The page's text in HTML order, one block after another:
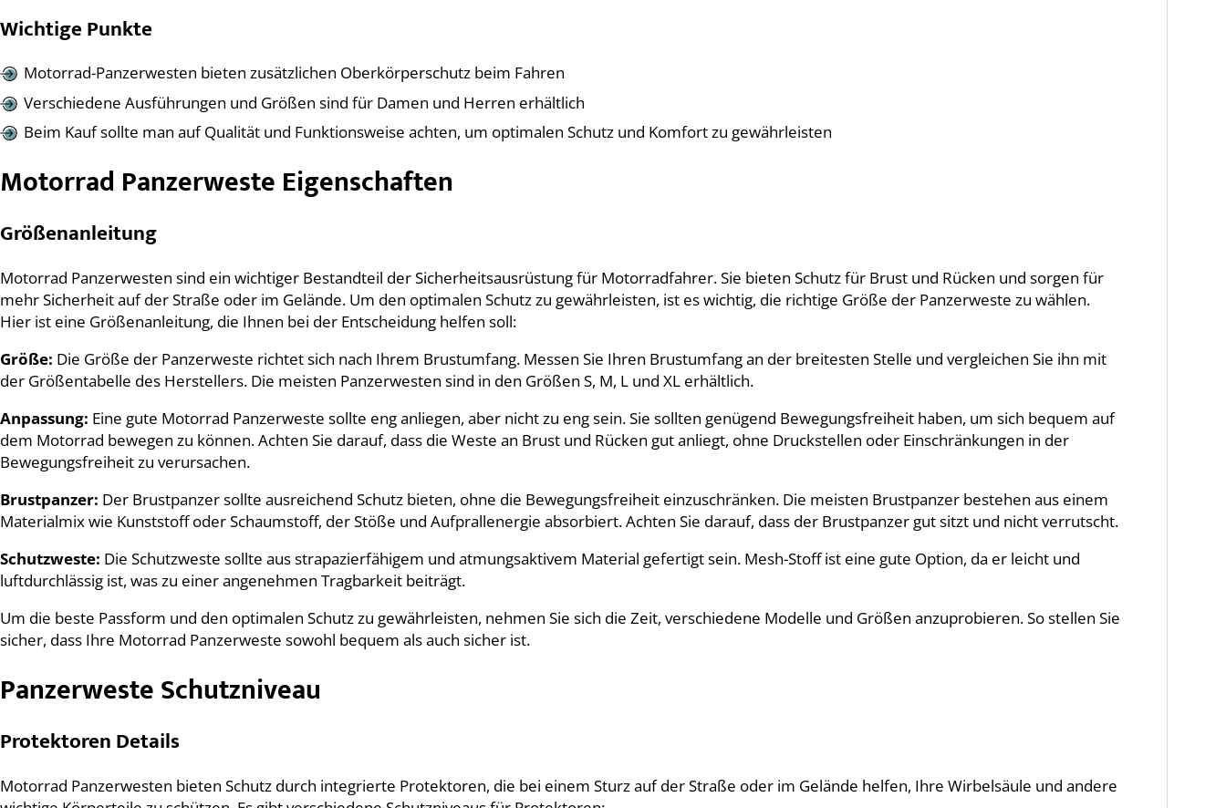
Wichtige Punkte
Motorrad-Panzerwesten bieten zusätzlichen Oberkörperschutz beim Fahren
Verschiedene Ausführungen und Größen sind für Damen und Herren erhältlich
Beim Kauf sollte man auf Qualität und Funktionsweise achten, um optimalen Schutz und Komfort zu gewährleisten
Motorrad Panzerweste Eigenschaften
Größenanleitung
Motorrad Panzerwesten sind ein wichtiger Bestandteil der Sicherheitsausrüstung für Motorradfahrer. Sie bieten Schutz für Brust und Rücken und sorgen für
mehr Sicherheit auf der Straße oder im Gelände. Um den optimalen Schutz zu gewährleisten, ist es wichtig, die richtige Größe der Panzerweste zu wählen.
Hier ist eine Größenanleitung, die Ihnen bei der Entscheidung helfen soll:
Größe: Die Größe der Panzerweste richtet sich nach Ihrem Brustumfang. Messen Sie Ihren Brustumfang an der breitesten Stelle und vergleichen Sie ihn mit
der Größentabelle des Herstellers. Die meisten Panzerwesten sind in den Größen S, M, L und XL erhältlich.
Anpassung: Eine gute Motorrad Panzerweste sollte eng anliegen, aber nicht zu eng sein. Sie sollten genügend Bewegungsfreiheit haben, um sich bequem auf
dem Motorrad bewegen zu können. Achten Sie darauf, dass die Weste an Brust und Rücken gut anliegt, ohne Druckstellen oder Einschränkungen in der
Bewegungsfreiheit zu verursachen.
Brustpanzer: Der Brustpanzer sollte ausreichend Schutz bieten, ohne die Bewegungsfreiheit einzuschränken. Die meisten Brustpanzer bestehen aus einem
Materialmix wie Kunststoff oder Schaumstoff, der Stöße und Aufprallenergie absorbiert. Achten Sie darauf, dass der Brustpanzer gut sitzt und nicht verrutscht.
Schutzweste: Die Schutzweste sollte aus strapazierfähigem und atmungsaktivem Material gefertigt sein. Mesh-Stoff ist eine gute Option, da er leicht und
luftdurchlässig ist, was zu einer angenehmen Tragbarkeit beiträgt.
Um die beste Passform und den optimalen Schutz zu gewährleisten, nehmen Sie sich die Zeit, verschiedene Modelle und Größen anzuprobieren. So stellen Sie
sicher, dass Ihre Motorrad Panzerweste sowohl bequem als auch sicher ist.
Panzerweste Schutzniveau
Protektoren Details
Motorrad Panzerwesten bieten Schutz durch integrierte Protektoren, die bei einem Sturz auf der Straße oder im Gelände helfen, Ihre Wirbelsäule und andere